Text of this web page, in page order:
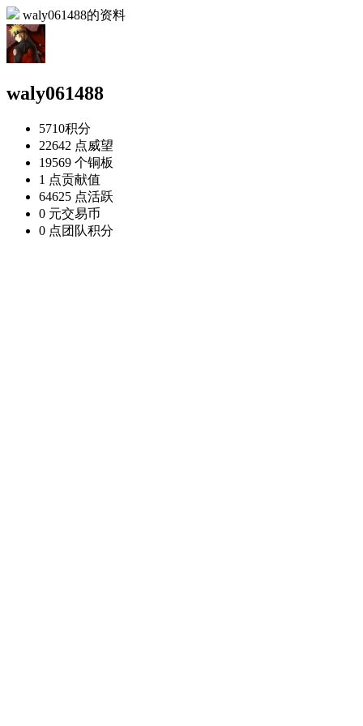
waly061488的资料
waly061488
5710积分
22642 点威望
19569 个铜板
1 点贡献值
64625 点活跃
0 元交易币
0 点团队积分